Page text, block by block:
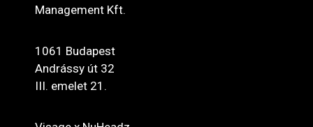
Management Kft.
1061 Budapest
Andrássy út 32
III. emelet 21.